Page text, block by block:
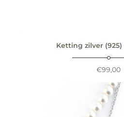
Ketting zilver (925)
€99,00